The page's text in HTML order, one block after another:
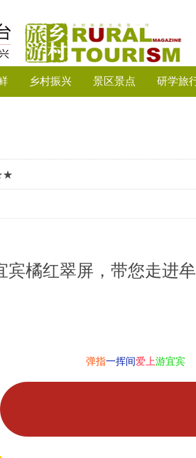
乡村振兴 景区景点 研学旅
宾橘红翠屏，带您走进
弹指一挥间爱上游宜宾